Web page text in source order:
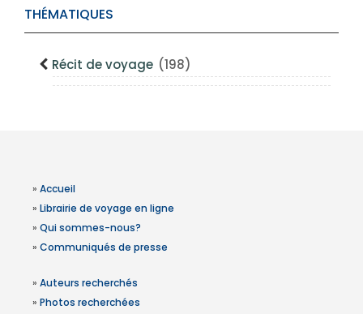
THÉMATIQUES
Récit de voyage (198)
» Accueil
» Librairie de voyage en ligne
» Qui sommes-nous?
» Communiqués de presse
» Auteurs recherchés
» Photos recherchées